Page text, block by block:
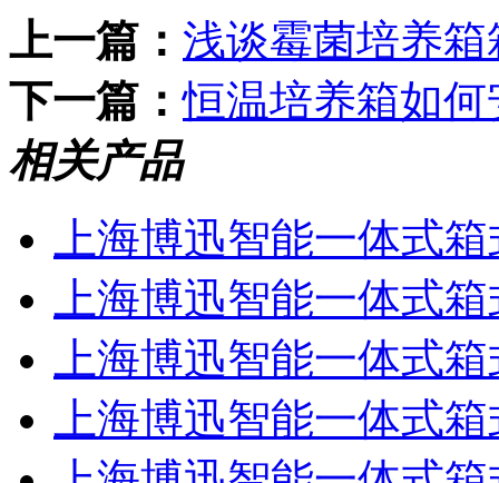
上一篇： 浅谈霉菌培养
下一篇：恒温培养箱如
相关产品
上海博迅智能一体式
上海博迅智能一体式
上海博迅智能一体式
上海博迅智能一体式